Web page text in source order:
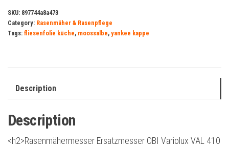
SKU: 897744a8a473
Category: Rasenmäher & Rasenpflege
Tags: fliesenfolie küche, moossalbe, yankee kappe
Description
Description
<h2>Rasenmähermesser Ersatzmesser OBI Variolux VAL 410